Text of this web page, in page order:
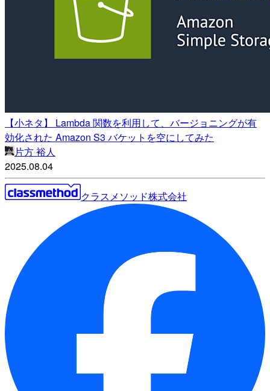
【小ネタ】 Lambda 関数を利用して、バージョニングが有
効化された Amazon S3 バケットを空にしてみた
片方 裕人
2025.08.04
クラスメソッド株式会社